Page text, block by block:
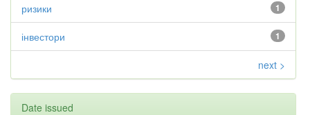
1
ризики
1
інвестори
next >
Date issued